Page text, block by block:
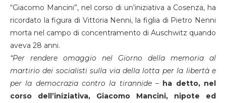
“Giacomo Mancini”, nel corso di un’iniziativa a Cosenza, ha
ricordato la figura di Vittoria Nenni, la figlia di Pietro Nenni
morta nel campo di concentramento di Auschwitz quando
aveva 28 anni.
“Per rendere omaggio nel Giorno della memoria al
martirio dei socialisti sulla via della lotta per la libertà e
per la democrazia contro la tirannide– ha detto, nel
corso dell’iniziativa, Giacomo Mancini, nipote ed